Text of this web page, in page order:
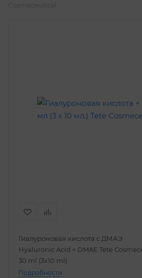
Гиалуроновая кислота с ДМАЭ
Hyaluronic Acid + DMAE Tetе
30 ml (3х10 ml)
Подробности